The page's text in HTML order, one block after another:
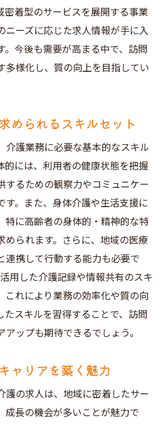
でのキャリアパス
の成長機会
のトレンドを押さえる
でのネットワーク構築
選ぶメリット神戸市中央区で
の魅力
の生活の質
の実現
貢献
バランスの向上
アの利点
問介護求人神戸市中央区の可
での専門性の活用
キャリア形成
たサービスの提供
密着型のサービスを展開する事業
ニーズに応じた求人情報が手に入
。今後も需要が高まる中で、訪問
多様化し、質の向上を目指してい
められるスキルセット
介護業務に必要な基本的なスキル
的には、利用者の健康状態を把握
するための観察力やコミュニケー
す。また、身体介護や生活支援に
特に高齢者の身体的・精神的な特
められます。さらに、地域の医療
連携して行動する能力も必要で
用した介護記録や情報共有のスキ
これにより業務の効率化や質の向
たスキルを習得することで、訪問
ップも期待できるでしょう。
ャリアを築く魅力
護の求人は、地域に密着したサー
成長の機会が多いことが魅力で